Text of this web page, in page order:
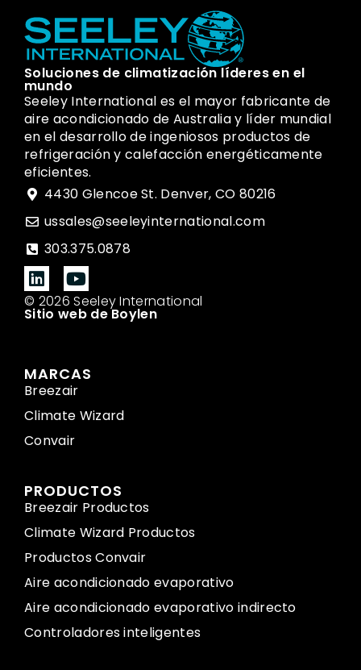
Soluciones de climatización líderes en el
mundo
Seeley International es el mayor fabricante de
aire acondicionado de Australia y líder mundial
en el desarrollo de ingeniosos productos de
refrigeración y calefacción energéticamente
eficientes.
4430 Glencoe St. Denver, CO 80216
ussales@seeleyinternational.com
303.375.0878
© 2026 Seeley International
Sitio web de Boylen
MARCAS
Breezair
Climate Wizard
Convair
PRODUCTOS
Breezair Productos
Climate Wizard Productos
Productos Convair
Aire acondicionado evaporativo
Aire acondicionado evaporativo indirecto
Controladores inteligentes